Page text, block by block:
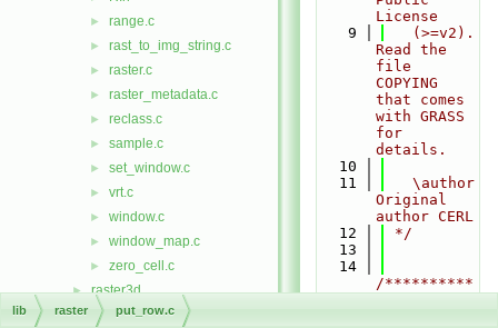
► range.c
► rast_to_img_string.c
► raster.c
► raster_metadata.c
► reclass.c
► sample.c
► set_window.c
► vrt.c
► window.c
► window_map.c
► zero_cell.c
► raster3d
► rowio
License
    9
   (>=v2).
Read the
file
COPYING
that comes
with GRASS
for
details.
   10
   11
   \author
Original
author CERL
   12
*/
   13
   14
/**********
lib raster put_row.c